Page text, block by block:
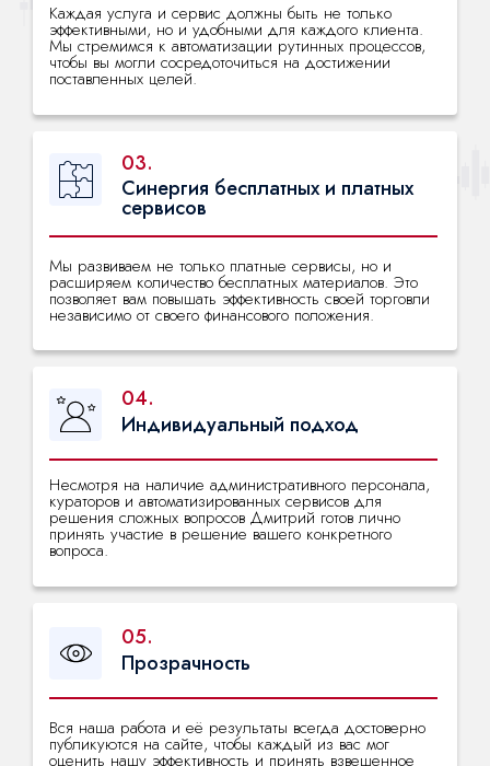
Каждая услуга и сервис должны быть не только
эффективными, но и удобными для каждого клиента.
Мы стремимся к автоматизации рутинных процессов,
чтобы вы могли сосредоточиться на достижении
поставленных целей.
03.
Мы развиваем не только платные сервисы, но и
расширяем количество бесплатных материалов. Это
позволяет вам повышать эффективность своей торговли
независимо от своего финансового положения.
Синергия бесплатных и платных
сервисов
04.
Несмотря на наличие административного персонала,
кураторов и автоматизированных сервисов для
решения сложных вопросов Дмитрий готов лично
принять участие в решение вашего конкретного
вопроса.
Индивидуальный подход
05.
Вся наша работа и её результаты всегда достоверно
публикуются на сайте, чтобы каждый из вас мог
оценить нашу эффективность и принять взвешенное
Прозрачность